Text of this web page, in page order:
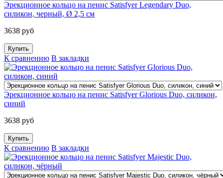
Эрекционное кольцо на пенис Satisfyer Legendary Duo,
силикон, черный, Ø 2,5 см
3638 руб
К сравнению В закладки
Эрекционное кольцо на пенис Satisfyer Glorious Duo, силикон,
синий
3638 руб
К сравнению В закладки